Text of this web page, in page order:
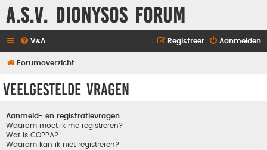
A.S.V. Dionysos Forum
V&A Aanmelden
Registreer
Forumoverzicht
Veelgestelde vragen
Aanmeld- en registratievragen
Waarom moet ik me registreren?
Wat is COPPA?
Waarom kan ik niet registreren?